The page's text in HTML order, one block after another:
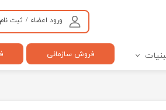
ورود اعضاء / ثبت نام
تغییر گذر واژه
خروج از حساب
فروش سازمانی